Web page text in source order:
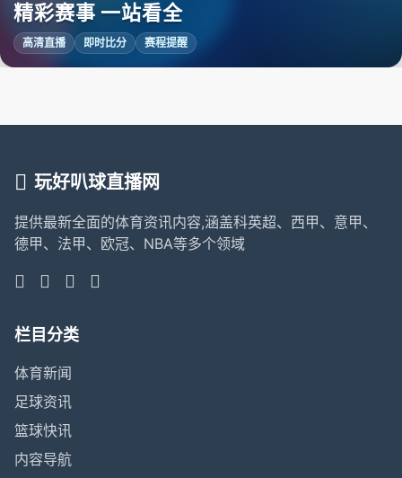
精彩赛事 一站看全
高清直播 即时比分 赛程提醒
玩好叭球直播网
提供最新全面的体育资讯内容,涵盖科英超、西甲、意甲、
德甲、法甲、欧冠、NBA等多个领域
栏目分类
体育新闻
足球资讯
篮球快讯
内容导航